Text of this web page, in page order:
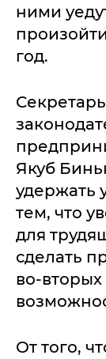
ними
год.
Якуб
удержать
тем, что
для
сделать
во-вторых
От того,